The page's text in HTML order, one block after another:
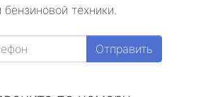
бензиновой техники.
Отправить